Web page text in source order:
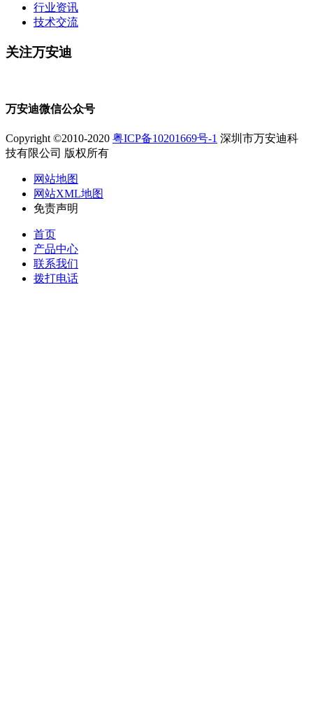
行业资讯
技术交流
关注万安迪
万安迪微信公众号
Copyright ©2010-2020 粤ICP备10201669号-1 深圳市万安迪科
技有限公司 版权所有
网站地图
网站XML地图
免责声明
首页
产品中心
联系我们
拨打电话